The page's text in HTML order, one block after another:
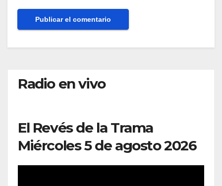
Radio en vivo
El Revés de la Trama
Miércoles 5 de agosto 2026